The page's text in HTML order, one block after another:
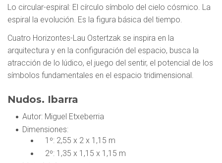
Lo circular-espiral: El círculo símbolo del cielo cósmico. La
espiral la evolución. Es la figura básica del tiempo.
Cuatro Horizontes-Lau Ostertzak se inspira en la
arquitectura y en la configuración del espacio, busca la
atracción de lo lúdico, el juego del sentir, el potencial de los
símbolos fundamentales en el espacio tridimensional.
Nudos. Ibarra
Autor: Miguel Etxeberria
Dimensiones:
1º: 2,55 x 2 x 1,15 m
2º: 1,35 x 1,15 x 1,15 m